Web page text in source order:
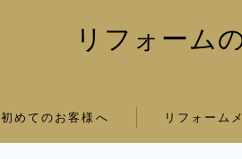
リフォーム
初めてのお客様へ リフォーム